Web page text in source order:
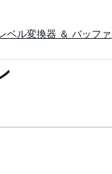
ベル変換器 ＆ バッファ